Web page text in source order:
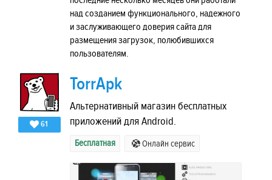
над созданием функционального, надежного
и заслуживающего доверия сайта для
размещения загрузок, полюбившихся
пользователям.
61
TorrApk
Альтернативный магазин бесплатных
приложений для Android.
Бесплатная Онлайн сервис